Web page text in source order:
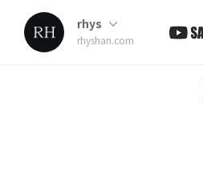
rhys
rhyshan.com